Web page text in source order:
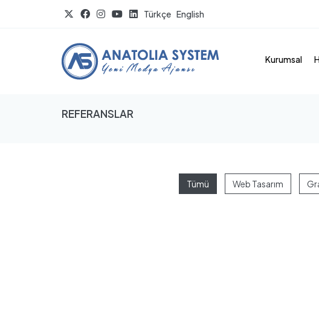
Türkçe English
Kurumsal
REFERANSLAR
Tümü Web Tasarım